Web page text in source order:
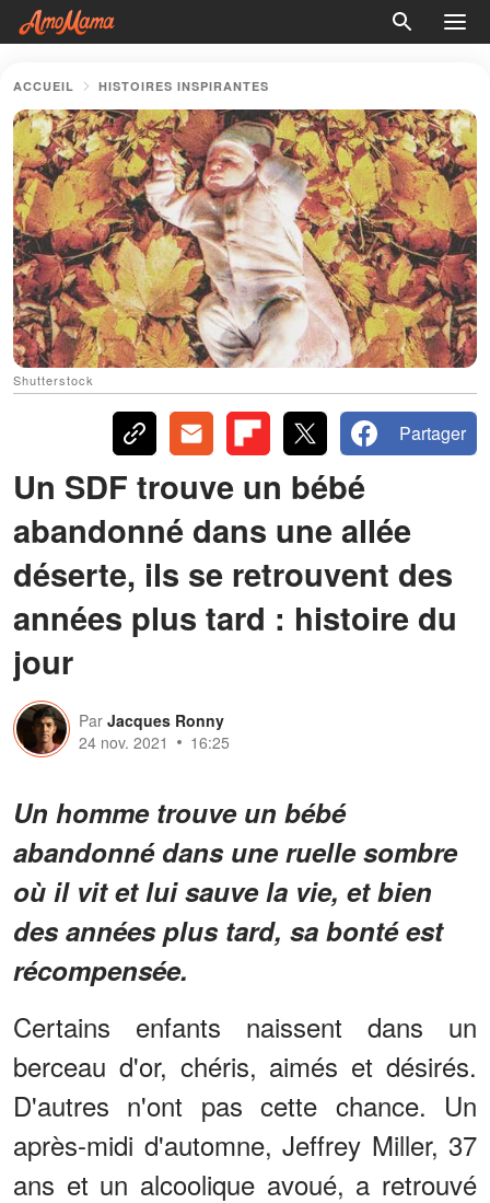
ACCUEIL HISTOIRES INSPIRANTES
Shutterstock
Partager
Un SDF trouve un bébé
abandonné dans une allée
déserte, ils se retrouvent des
années plus tard : histoire du
jour
Par Jacques Ronny
24 nov. 2021
16:25
Un homme trouve un bébé
abandonné dans une ruelle sombre
où il vit et lui sauve la vie, et bien
des années plus tard, sa bonté est
récompensée.
Certains enfants naissent dans un
berceau d'or, chéris, aimés et désirés.
D'autres n'ont pas cette chance. Un
après-midi d'automne, Jeffrey Miller, 37
ans et un alcoolique avoué, a retrouvé